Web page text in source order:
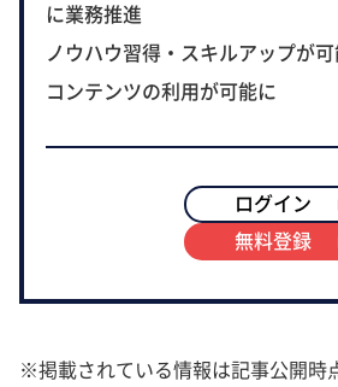
に業務推進
ノウハウ習得・スキルアップが
コンテンツの利用が可能に
ログイン
無料登録
※掲載されている情報は記事公開時